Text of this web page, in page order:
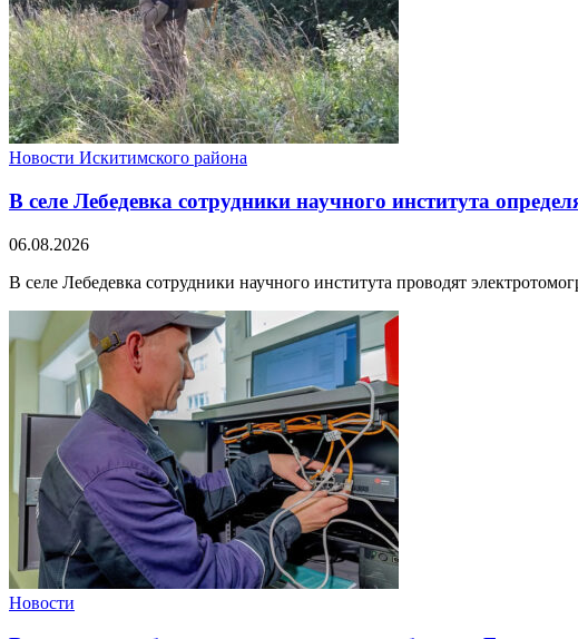
Новости Искитимского района
В селе Лебедевка сотрудники научного института
06.08.2026
В селе Лебедевка сотрудники научного института проводят
Новости